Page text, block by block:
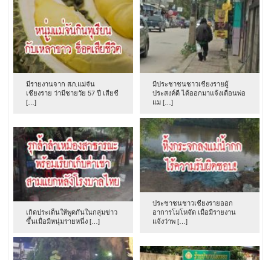
มีรายงานจาก สภ.แม่จัน
เชียงราย ว่ามีชายวัย 57 ปี เสียชี
[…]
มีประชาชนชาวเชียงรายผู้
ประสงค์ดี ได้ออกมาแจ้งเตือนพ่อ
แม […]
เกิดประเด็นให้พูดกันในกลุ่มข่าว
ขึ้นเมื่อมีหนุ่มรายหนึ่ง […]
ประชาชนชาวเชียงรายออก
อาการโมโหจัด เมื่อมีรายงาน
แจ้งว่าพ […]